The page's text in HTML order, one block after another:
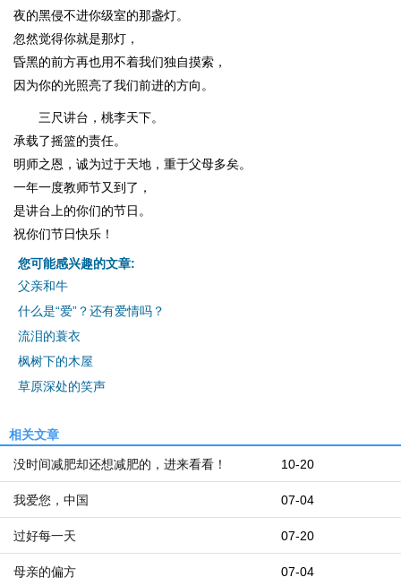
夜的黑侵不进你级室的那盏灯。
忽然觉得你就是那灯，
昏黑的前方再也用不着我们独自摸索，
因为你的光照亮了我们前进的方向。
三尺讲台，桃李天下。
承载了摇篮的责任。
明师之恩，诚为过于天地，重于父母多矣。
一年一度教师节又到了，
是讲台上的你们的节日。
祝你们节日快乐！
您可能感兴趣的文章:
父亲和牛
什么是“爱”？还有爱情吗？
流泪的蓑衣
枫树下的木屋
草原深处的笑声
相关文章
10-20
没时间减肥却还想减肥的，进来看看！
07-04
我爱您，中国
07-20
过好每一天
07-04
母亲的偏方